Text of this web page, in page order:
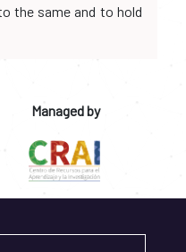
the same and to hold
Managed by